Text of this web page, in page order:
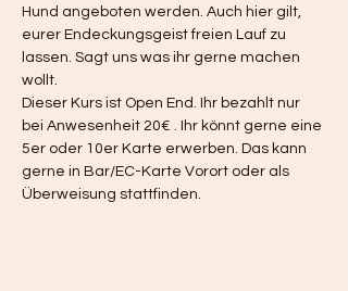
Hund angeboten werden. Auch hier gilt,
eurer Endeckungsgeist freien Lauf zu
lassen. Sagt uns was ihr gerne machen
wollt.
Dieser Kurs ist Open End. Ihr bezahlt nur
bei Anwesenheit 20€ . Ihr könnt gerne eine
5er oder 10er Karte erwerben. Das kann
gerne in Bar/EC-Karte Vorort oder als
Überweisung stattfinden.